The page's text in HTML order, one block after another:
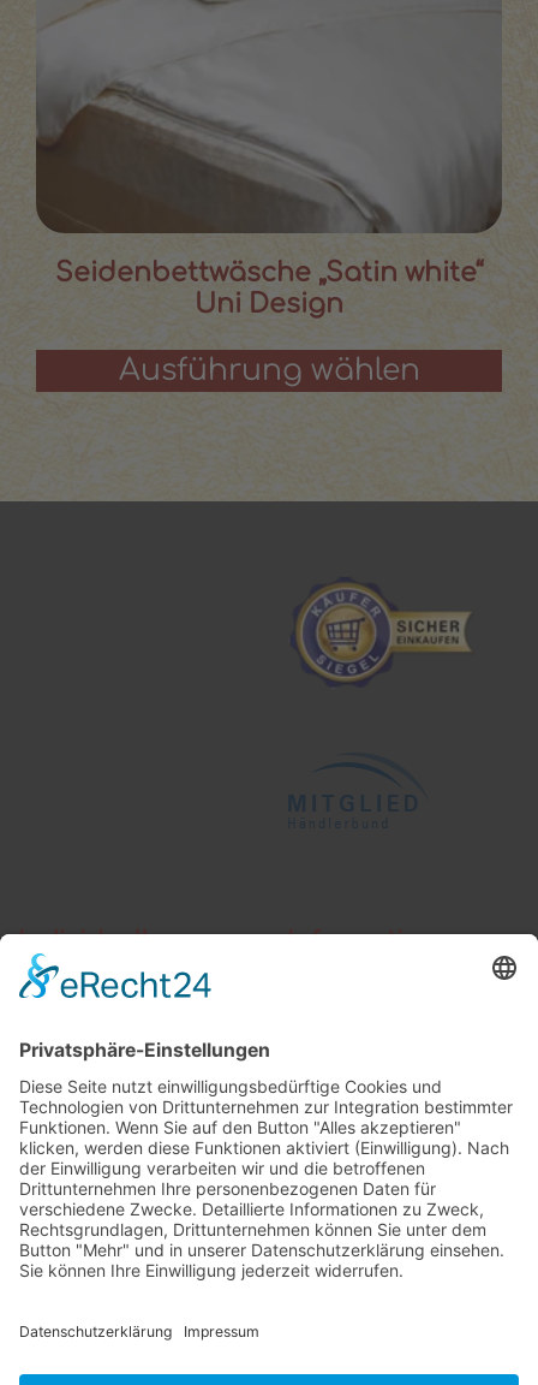
Seidenbettwäsche „Satin white“
Uni Design
Ausführung wählen
Individuelle
Beratung
Informationen
Zahlung und Versand
Widerrufsformular
Kundenstimmen
Social Media